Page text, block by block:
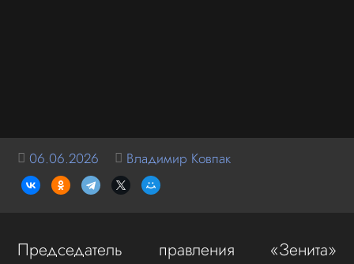
06.06.2026 Владимир Ковпак
Председатель правления «Зенита»